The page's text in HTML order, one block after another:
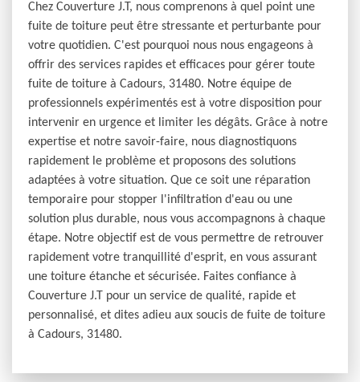
Chez Couverture J.T, nous comprenons à quel point une
fuite de toiture peut être stressante et perturbante pour
votre quotidien. C'est pourquoi nous nous engageons à
offrir des services rapides et efficaces pour gérer toute
fuite de toiture à Cadours, 31480. Notre équipe de
professionnels expérimentés est à votre disposition pour
intervenir en urgence et limiter les dégâts. Grâce à notre
expertise et notre savoir-faire, nous diagnostiquons
rapidement le problème et proposons des solutions
adaptées à votre situation. Que ce soit une réparation
temporaire pour stopper l'infiltration d'eau ou une
solution plus durable, nous vous accompagnons à chaque
étape. Notre objectif est de vous permettre de retrouver
rapidement votre tranquillité d'esprit, en vous assurant
une toiture étanche et sécurisée. Faites confiance à
Couverture J.T pour un service de qualité, rapide et
personnalisé, et dites adieu aux soucis de fuite de toiture
à Cadours, 31480.